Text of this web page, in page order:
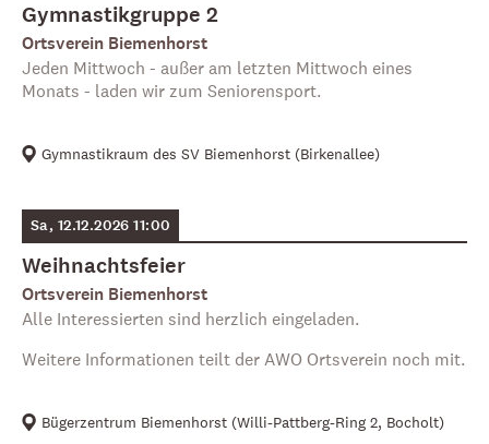
Gymnastikgruppe 2
Ortsverein Biemenhorst
Jeden Mittwoch - außer am letzten Mittwoch eines
Monats - laden wir zum Seniorensport.
Gymnastikraum des SV Biemenhorst (Birkenallee)
Sa, 12.12.2026 11:00
Weihnachtsfeier
Ortsverein Biemenhorst
Alle Interessierten sind herzlich eingeladen.
Weitere Informationen teilt der AWO Ortsverein noch mit.
Bügerzentrum Biemenhorst (Willi-Pattberg-Ring 2, Bocholt)